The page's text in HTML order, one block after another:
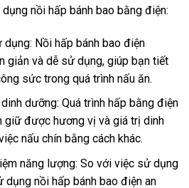
nồi hấp bánh bao bằng điện:
dụng: Nồi hấp bánh bao điện
giản và dễ sử dụng, giúp bạn tiết
sức trong quá trình nấu ăn.
dưỡng: Quá trình hấp bằng điện
giữ được hương vị và giá trị dinh
nấu chín bằng cách khác.
năng lượng: So với việc sử dụng
dụng nồi hấp bánh bao điện an